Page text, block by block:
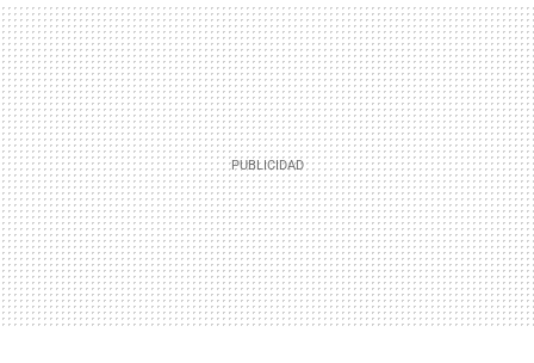
MAIL